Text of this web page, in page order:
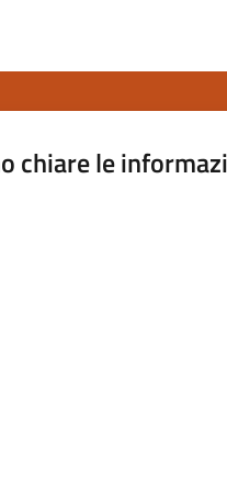
chiare le